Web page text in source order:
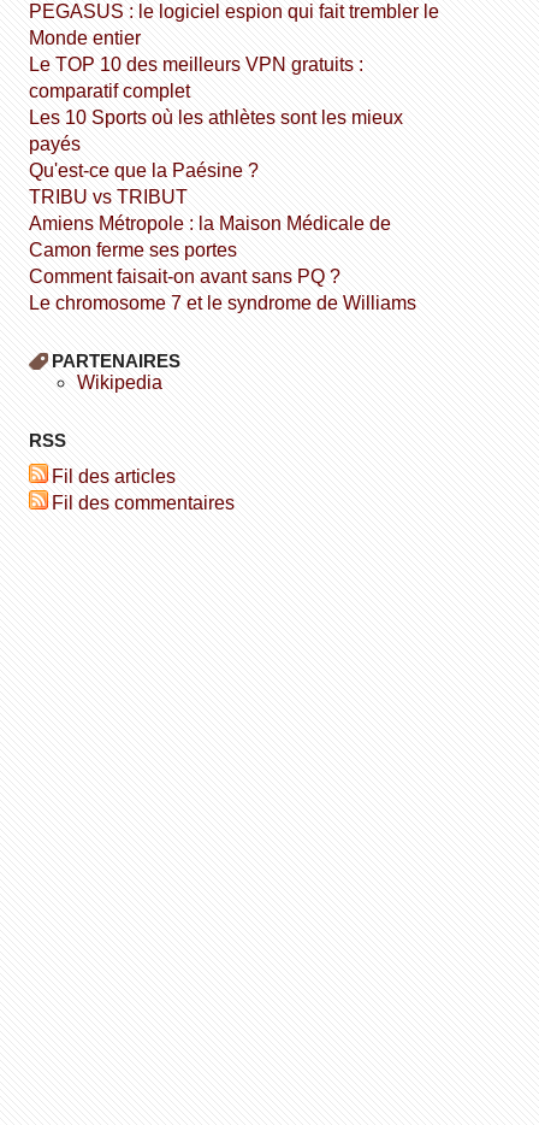
PEGASUS : le logiciel espion qui fait trembler le
Monde entier
Le TOP 10 des meilleurs VPN gratuits :
comparatif complet
Les 10 Sports où les athlètes sont les mieux
payés
Qu'est-ce que la Paésine ?
TRIBU vs TRIBUT
Amiens Métropole : la Maison Médicale de
Camon ferme ses portes
Comment faisait-on avant sans PQ ?
Le chromosome 7 et le syndrome de Williams
PARTENAIRES
wikipedia
RSS
Fil des articles
Fil des commentaires